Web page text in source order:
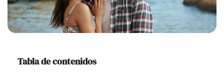
Cursos
Recursos
Comunidad
Tabla de contenidos